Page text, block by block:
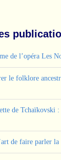
de l’opéra Les
le folklore
de Tchaïkovski
de faire parler la